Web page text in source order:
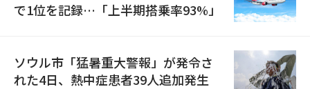
で1位を記録…「上半期搭乗率93%」
ソウル市「猛暑重大警報」が発令さ
れた4日、熱中症患者39人追加発生